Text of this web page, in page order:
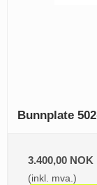
Bunnplate
3.400,00 NOK
(inkl. mva.)